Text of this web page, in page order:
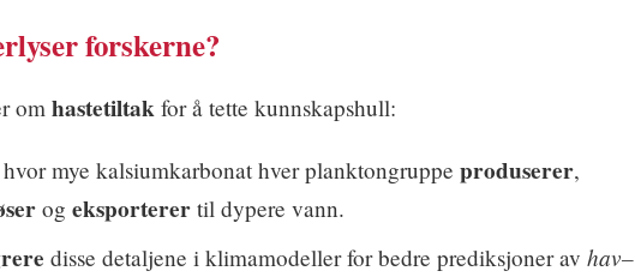
forskerne?
om hastetiltak for å tette kunnskapshull:
mye kalsiumkarbonat hver planktongruppe produserer,
og eksporterer til dypere vann.
disse detaljene i klimamodeller for bedre prediksjoner av hav–